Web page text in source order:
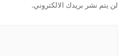
لن يتم نشر بريدك الالكتروني.